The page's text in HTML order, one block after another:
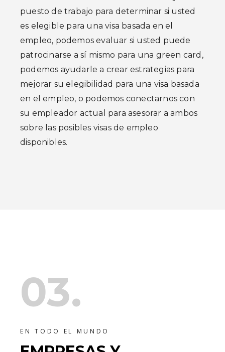
puesto de trabajo para determinar si usted
es elegible para una visa basada en el
empleo, podemos evaluar si usted puede
patrocinarse a sí mismo para una green card,
podemos ayudarle a crear estrategias para
mejorar su elegibilidad para una visa basada
en el empleo, o podemos conectarnos con
su empleador actual para asesorar a ambos
sobre las posibles visas de empleo
disponibles.
03.
EN TODO EL MUNDO